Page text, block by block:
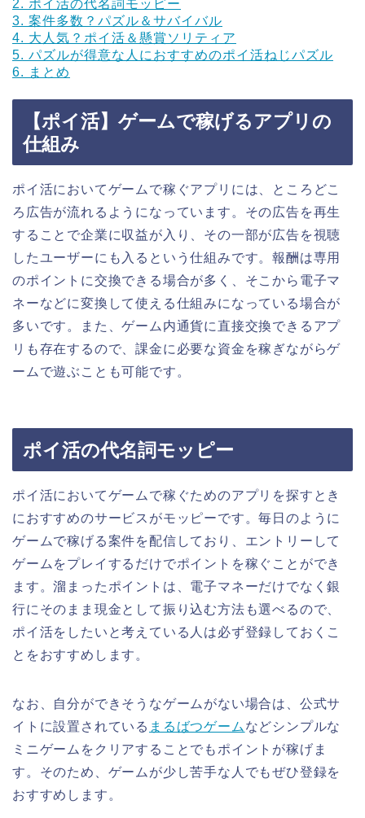
2. ポイ活の代名詞モッピー
3. 案件多数？パズル＆サバイバル
4. 大人気？ポイ活＆懸賞ソリティア
5. パズルが得意な人におすすめのポイ活ねじパズル
6. まとめ
【ポイ活】ゲームで稼げるアプリの
仕組み
ポイ活においてゲームで稼ぐアプリには、ところどこ
ろ広告が流れるようになっています。その広告を再生
することで企業に収益が入り、その一部が広告を視聴
したユーザーにも入るという仕組みです。報酬は専用
のポイントに交換できる場合が多く、そこから電子マ
ネーなどに変換して使える仕組みになっている場合が
多いです。また、ゲーム内通貨に直接交換できるアプ
リも存在するので、課金に必要な資金を稼ぎながらゲ
ームで遊ぶことも可能です。
ポイ活の代名詞モッピー
ポイ活においてゲームで稼ぐためのアプリを探すとき
におすすめのサービスがモッピーです。毎日のように
ゲームで稼げる案件を配信しており、エントリーして
ゲームをプレイするだけでポイントを稼ぐことができ
ます。溜まったポイントは、電子マネーだけでなく銀
行にそのまま現金として振り込む方法も選べるので、
ポイ活をしたいと考えている人は必ず登録しておくこ
とをおすすめします。
なお、自分ができそうなゲームがない場合は、公式サ
イトに設置されている まるばつゲーム などシンプルな
ミニゲームをクリアすることでもポイントが稼げま
す。そのため、ゲームが少し苦手な人でもぜひ登録を
おすすめします。